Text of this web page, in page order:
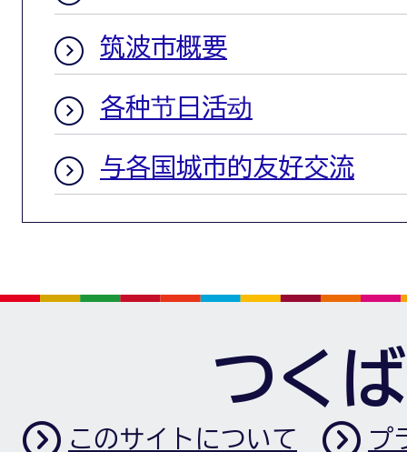
筑波市概要
各种节日活动
与各国城市的友好交流
つく
このサイトについて プ